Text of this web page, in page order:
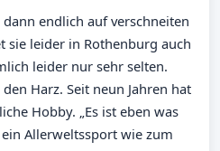
endlich auf verschneiten
sie leider in Rothenburg auch
leider nur sehr selten.
Harz. Seit neun Jahren hat
Hobby. „Es ist eben was
Allerweltssport wie zum